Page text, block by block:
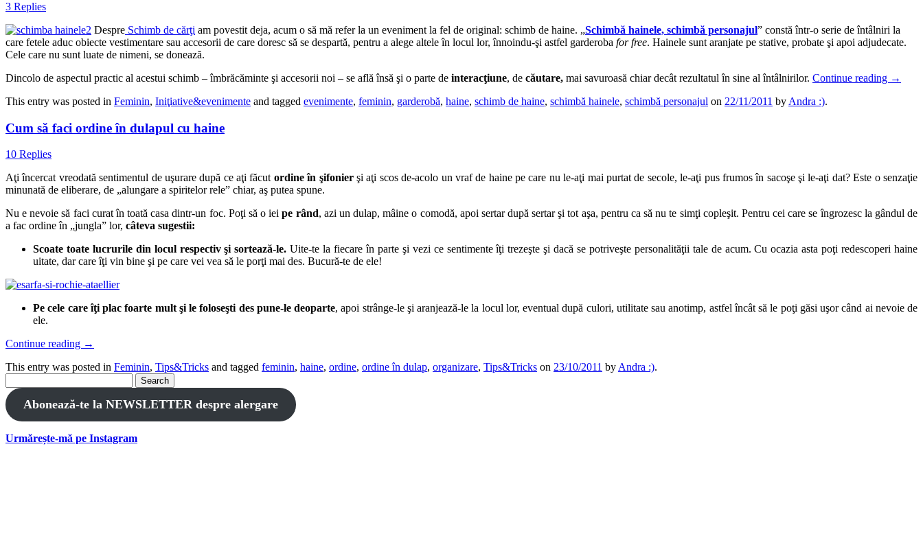
3 Replies
Despre Schimb de cărţi am povestit deja, acum o să mă refer la un eveniment la fel de original: schimb de haine. „Schimbă hainele, schimbă personajul” constă într-o serie de întâlniri la
care fetele aduc obiecte vestimentare sau accesorii de care doresc să se despartă, pentru a alege altele în locul lor, înnoindu-şi astfel garderoba for free. Hainele sunt aranjate pe stative, probate şi apoi adjudecate.
Cele care nu sunt luate de nimeni, se donează.
Dincolo de aspectul practic al acestui schimb – îmbrăcăminte şi accesorii noi – se află însă şi o parte de interacţiune, de căutare, mai savuroasă chiar decât rezultatul în sine al întâlnirilor. Continue reading →
This entry was posted in Feminin, Iniţiative&evenimente and tagged evenimente, feminin, garderobă, haine, schimb de haine, schimbă hainele, schimbă personajul on 22/11/2011 by Andra :).
Cum să faci ordine în dulapul cu haine
10 Replies
Aţi încercat vreodată sentimentul de uşurare după ce aţi făcutordine în şifonierşi aţi scos de-acolo un vraf de haine pe care nu le-aţi mai purtat de secole, le-aţi pus frumos în sacoşe şi le-aţi dat? Este o senzaţie
minunată de eliberare, de „alungare a spiritelor rele” chiar, aş putea spune.
Nu e nevoie să faci curat în toată casa dintr-un foc. Poţi să o ieipe rând, azi un dulap, mâine o comodă, apoi sertar după sertar şi tot aşa, pentru ca să nu te simţi copleşit. Pentru cei care se îngrozesc la gândul de
a fac ordine în „jungla” lor, câteva sugestii:
Scoate toate lucrurile din locul respectiv şi sortează-le. Uite-te la fiecare în parte şi vezi ce sentimente îţi trezeşte şi dacă se potriveşte personalităţii tale de acum. Cu ocazia asta poţi redescoperi haine
uitate, dar care îţi vin bine şi pe care vei vea să le porţi mai des. Bucură-te de ele!
Pe cele care îţi plac foarte mult şi le foloseşti des pune-le deoparte, apoi strânge-le şi aranjează-le la locul lor, eventual după culori, utilitate sau anotimp, astfel încât să le poţi găsi uşor când ai nevoie de
ele.
Continue reading →
This entry was posted in Feminin, Tips&Tricks and tagged feminin, haine, ordine, ordine în dulap, organizare, Tips&Tricks on 23/10/2011 byAndra :).
for:
Abonează-te la NEWSLETTER despre alergare
Urmărește-mă pe Instagram